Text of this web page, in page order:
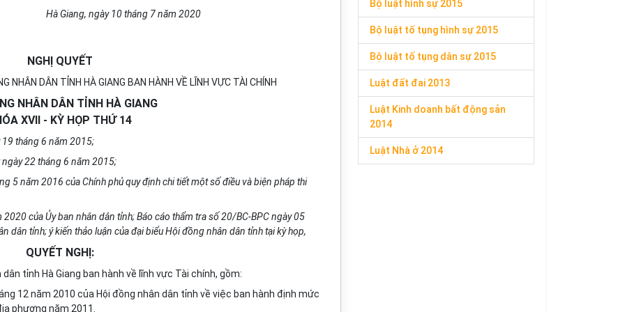
Hà Giang, ngày 10 tháng 7 năm 2020
NGHỊ QUYẾT
NHÂN DÂN TỈNH HÀ GIANG BAN HÀNH VỀ LĨNH VỰC TÀI CHÍNH
NHÂN DÂN TỈNH HÀ GIANG
XVII - KỲ HỌP THỨ 14
19 tháng 6 năm 2015;
ngày 22 tháng 6 năm 2015;
5 năm 2016 của Chính phủ quy định chi tiết một số điều và biện pháp thi
của Ủy ban nhân dân tỉnh; Báo cáo thẩm tra số 20/BC-BPC ngày 05
dân tỉnh; ý kiến thảo luận của đại biểu Hội đồng nhân dân tỉnh tại kỳ họp,
QUYẾT NGHỊ:
tỉnh Hà Giang ban hành về lĩnh vực Tài chính, gồm:
12 năm 2010 của Hội đồng nhân dân tỉnh về việc ban hành định mức
phương năm 2011.
Bộ luật hình sự 2015
Bộ luật tố tụng hình sự 2015
Bộ luật tố tụng dân sự 2015
Luật đất đai 2013
Luật Kinh doanh bất động sản
2014
Luật Nhà ở 2014